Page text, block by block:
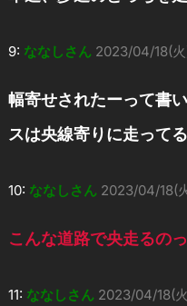
9: ななしさん 2023/04/18(
幅寄せされたーって書
スは央線寄りに走って
10: ななしさん 2023/04/18(
こんな道路で央走るの
11: ななしさん 2023/04/18(